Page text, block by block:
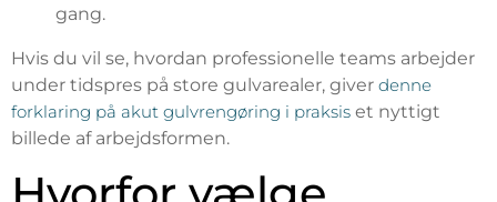
gang.
Hvis du vil se, hvordan professionelle teams arbejder
under tidspres på store gulvarealer, giver denne
forklaring på akut gulvrengøring i praksis et nyttigt
billede af arbejdsformen.